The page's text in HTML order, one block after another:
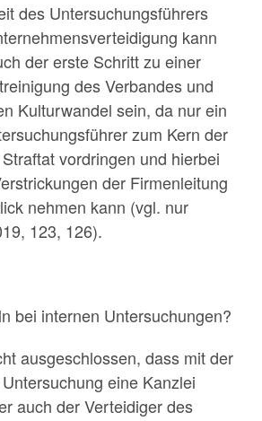
des Untersuchungsführers
kann
der erste Schritt zu einer
des Verbandes und
Kulturwandel sein, da nur ein
zum Kern der
vordringen und hierbei
der Firmenleitung
nehmen kann (vgl. nur
123, 126).
bei internen Untersuchungen?
ausgeschlossen, dass mit der
eine Kanzlei
auch der Verteidiger des